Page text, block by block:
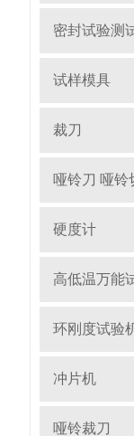
密封试验测
试样模具
裁刀
哑铃刀 哑铃
硬度计
高低温万能
环刚度试验
冲片机
哑铃裁刀